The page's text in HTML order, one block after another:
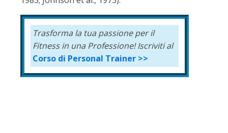
Trasforma la tua passione per il
Fitness in una Professione! Iscriviti al
Corso di Personal Trainer >>